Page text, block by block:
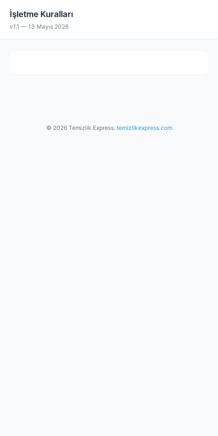
İşletme Kuralları
v1.1 — 13 Mayıs 2026
© 2026 Temizlik Express. temizlikexpress.com